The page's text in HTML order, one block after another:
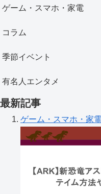
ゲーム・スマホ・家電
コラム
季節イベント
有名人エンタメ
最新記事
ゲーム・スマホ・家電